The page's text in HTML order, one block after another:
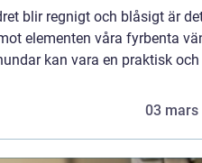
blir regnigt och blåsigt är
elementen våra fyrbenta
kan vara en praktisk och
03 mars